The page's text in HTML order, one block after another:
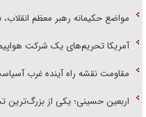
مواضع حکیمانه رهبر معظم
آمریکا تحریم‌های یک شرکت
مقاومت نقشه راه آینده غرب
اربعین حسینی؛ یکی از بزرگ‌ترین